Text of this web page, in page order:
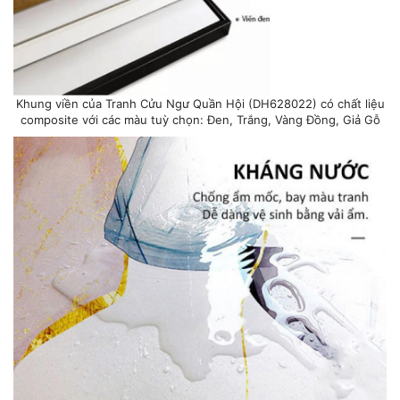
Khung viền của Tranh Cửu Ngư Quần Hội (DH628022) có chất liệu
composite với các màu tuỳ chọn: Đen, Trắng, Vàng Đồng, Giả Gỗ